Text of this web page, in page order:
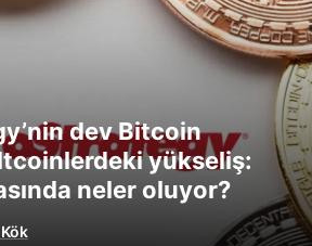
dev Bitcoin
yükseliş:
neler oluyor?